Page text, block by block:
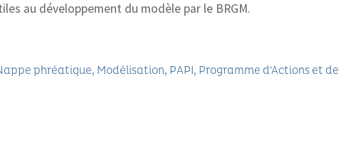
au développement du modèle par le BRGM.
phréatique Modélisation PAPI Programme d'Actions et